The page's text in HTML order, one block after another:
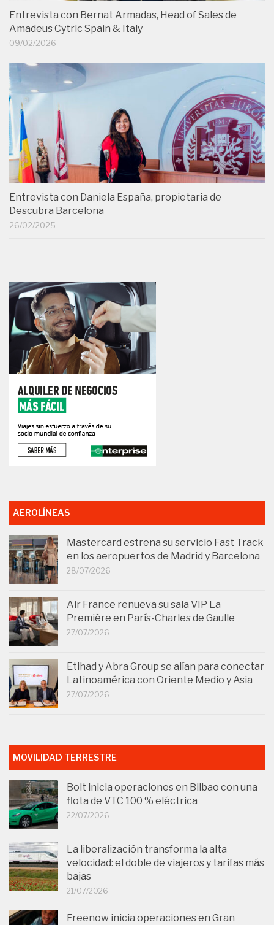
Entrevista con Bernat Armadas, Head of Sales de
Amadeus Cytric Spain & Italy
09/02/2026
Entrevista con Daniela España, propietaria de
Descubra Barcelona
26/02/2025
AEROLÍNEAS
Mastercard estrena su servicio Fast Track
en los aeropuertos de Madrid y Barcelona
28/07/2026
Air France renueva su sala VIP La
Première en París-Charles de Gaulle
27/07/2026
Etihad y Abra Group se alían para conectar
Latinoamérica con Oriente Medio y Asia
27/07/2026
MOVILIDAD TERRESTRE
Bolt inicia operaciones en Bilbao con una
flota de VTC 100 % eléctrica
22/07/2026
La liberalización transforma la alta
velocidad: el doble de viajeros y tarifas más
bajas
21/07/2026
Freenow inicia operaciones en Gran